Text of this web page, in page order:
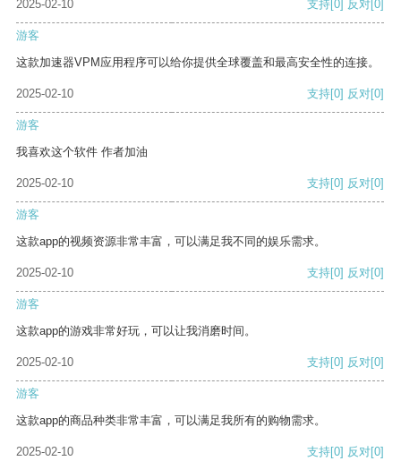
2025-02-10
支持[0] 反对[0]
游客
这款加速器VPM应用程序可以给你提供全球覆盖和最高安全性的连接。
2025-02-10 支持[0] 反对[0]
游客
我喜欢这个软件 作者加油
2025-02-10 支持[0] 反对[0]
游客
这款app的视频资源非常丰富，可以满足我不同的娱乐需求。
2025-02-10 支持[0] 反对[0]
游客
这款app的游戏非常好玩，可以让我消磨时间。
2025-02-10 支持[0] 反对[0]
游客
这款app的商品种类非常丰富，可以满足我所有的购物需求。
2025-02-10 支持[0] 反对[0]